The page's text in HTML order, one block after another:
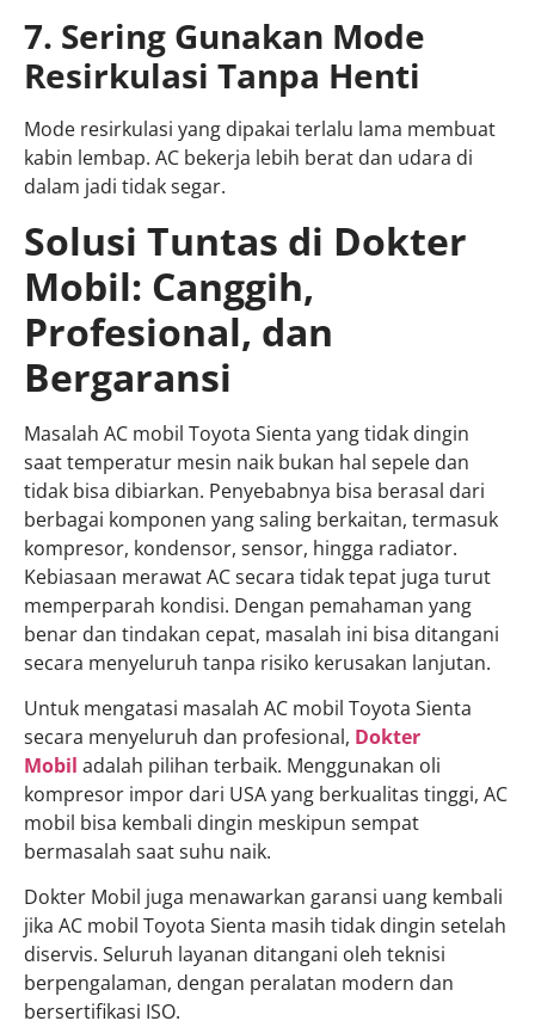
7. Sering Gunakan Mode
Resirkulasi Tanpa Henti
Mode resirkulasi yang dipakai terlalu lama membuat
kabin lembap. AC bekerja lebih berat dan udara di
dalam jadi tidak segar.
Solusi Tuntas di Dokter
Mobil: Canggih,
Profesional, dan
Bergaransi
Masalah AC mobil Toyota Sienta yang tidak dingin
saat temperatur mesin naik bukan hal sepele dan
tidak bisa dibiarkan. Penyebabnya bisa berasal dari
berbagai komponen yang saling berkaitan, termasuk
kompresor, kondensor, sensor, hingga radiator.
Kebiasaan merawat AC secara tidak tepat juga turut
memperparah kondisi. Dengan pemahaman yang
benar dan tindakan cepat, masalah ini bisa ditangani
secara menyeluruh tanpa risiko kerusakan lanjutan.
Untuk mengatasi masalah AC mobil Toyota Sienta
secara menyeluruh dan profesional, Dokter
Mobil adalah pilihan terbaik. Menggunakan oli
kompresor impor dari USA yang berkualitas tinggi, AC
mobil bisa kembali dingin meskipun sempat
bermasalah saat suhu naik.
Dokter Mobil juga menawarkan garansi uang kembali
jika AC mobil Toyota Sienta masih tidak dingin setelah
diservis. Seluruh layanan ditangani oleh teknisi
berpengalaman, dengan peralatan modern dan
bersertifikasi ISO.